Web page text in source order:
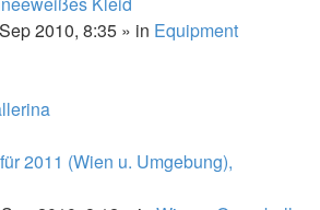
2010, 8:35 » in Equipment
2011 (Wien u. Umgebung),